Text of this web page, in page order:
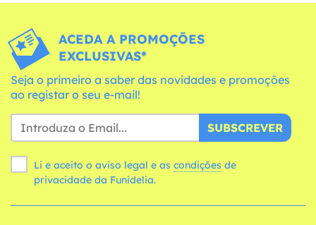
ACEDA A PROMOÇÕES
EXCLUSIVAS*
Seja o primeiro a saber das novidades e promoções
ao registar o seu e-mail!
SUBSCREVER
Li e aceito o aviso legal e as condições
privacidade da Funidelia.